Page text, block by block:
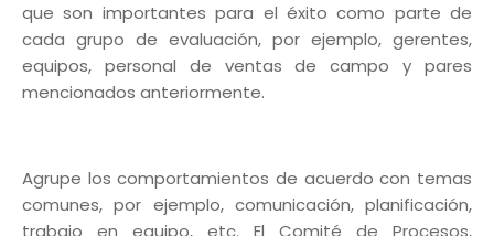
que son importantes para el éxito como parte de
cada grupo de evaluación, por ejemplo, gerentes,
equipos, personal de ventas de campo y pares
mencionados anteriormente.
Agrupe los comportamientos de acuerdo con temas
comunes, por ejemplo, comunicación, planificación,
trabajo en equipo, etc. El Comité de Procesos,